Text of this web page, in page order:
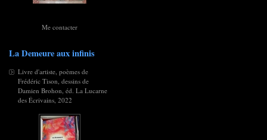
Me contacter
La Demeure aux infinis
Livre d'artiste, poèmes de
Frédéric Tison, dessins de
Damien Brohon, éd. La Lucarne
des Écrivains, 2022